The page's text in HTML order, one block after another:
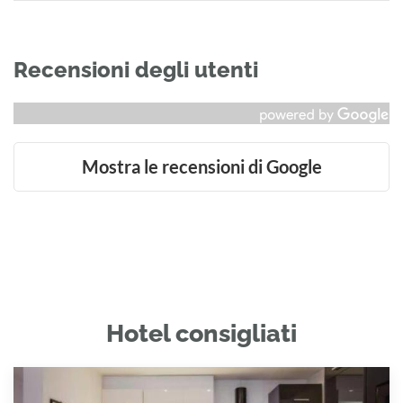
Recensioni degli utenti
Mostra le recensioni di Google
Hotel consigliati